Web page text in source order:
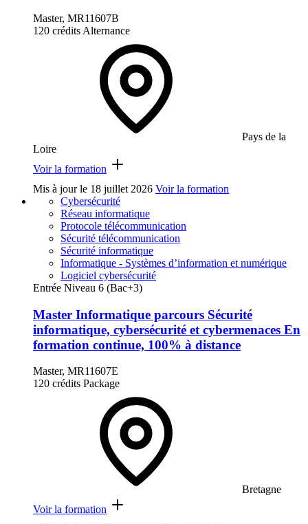
Master, MR11607B
120 crédits Alternance
Pays de la
Loire
Voir la formation
Mis à jour le 18 juillet 2026 Voir la formation
Cybersécurité
Réseau informatique
Protocole télécommunication
Sécurité télécommunication
Sécurité informatique
Informatique - Systèmes d’information et numérique
Logiciel cybersécurité
Entrée Niveau 6 (Bac+3)
Master Informatique parcours Sécurité
informatique, cybersécurité et cybermenaces En
formation continue, 100% à distance
Master, MR11607E
120 crédits Package
Bretagne
Voir la formation